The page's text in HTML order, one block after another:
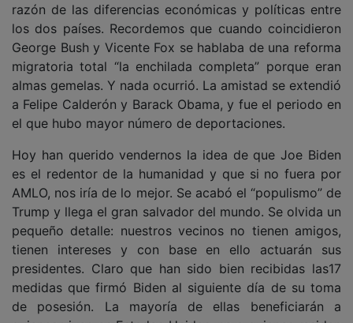
razón de las diferencias económicas y políticas entre
los dos países. Recordemos que cuando coincidieron
George Bush y Vicente Fox se hablaba de una reforma
migratoria total “la enchilada completa” porque eran
almas gemelas. Y nada ocurrió. La amistad se extendió
a Felipe Calderón y Barack Obama, y fue el periodo en
el que hubo mayor número de deportaciones.
Hoy han querido vendernos la idea de que Joe Biden
es el redentor de la humanidad y que si no fuera por
AMLO, nos iría de lo mejor. Se acabó el “populismo” de
Trump y llega el gran salvador del mundo. Se olvida un
pequeño detalle: nuestros vecinos no tienen amigos,
tienen intereses y con base en ello actuarán sus
presidentes. Claro que han sido bien recibidas las17
medidas que firmó Biden al siguiente día de su toma
de posesión. La mayoría de ellas beneficiarán a